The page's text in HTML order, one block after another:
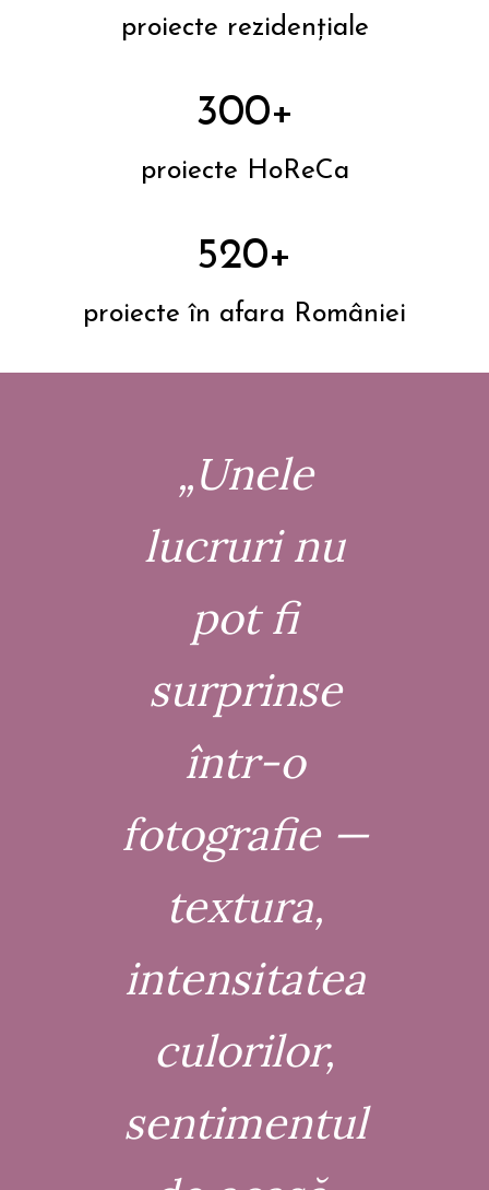
proiecte rezidențiale
300+
proiecte HoReCa
520+
proiecte în afara României
„Unele
lucruri nu
pot fi
surprinse
într-o
fotografie —
textura,
intensitatea
culorilor,
sentimentul